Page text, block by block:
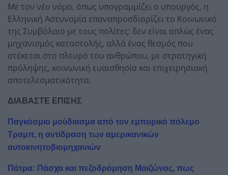
Με τον νέο νόμο, όπως υπογραμμίζει ο υπουργός, η
Ελληνική Αστυνομία επαναπροσδιορίζει το Κοινωνικό
της Συμβόλαιο με τους πολίτες: δεν είναι απλώς ένας
μηχανισμός καταστολής, αλλά ένας θεσμός που
στέκεται στο πλευρό του ανθρώπου, με στρατηγική
πρόληψης, κοινωνική ευαισθησία και επιχειρησιακή
αποτελεσματικότητα.
ΔΙΑΒΑΣΤΕ ΕΠΙΣΗΣ
Παγκόσμιο μούδιασμα από τον εμπορικό πόλεμο
Τραμπ, η αντίδραση των αμερικανικών
αυτοκινητοβιομηχανιών
Πάτρα: Πάσχα και πεζοδρόμηση Μαιζώνος, πως